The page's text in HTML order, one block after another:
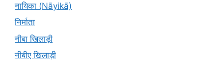
नायिका (Nāyikā)
निर्माता
नीबा खिलाड़ी
नीबीए खिलाड़ी